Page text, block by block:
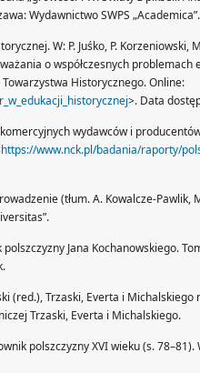
Wydawnictwo SWPS „Academica”.
W: P. Juśko, P. Korzeniowski,
o współczesnych problemach
Historycznego. Online:
>. Data
wydawców i
https://www.nck.pl/badania/raporty/
(tłum. A. Kowalcze-Pawlik,
polszczyzny Jana Kochanowskiego.
(red.), Trzaski, Everta i Michalskiego
Trzaski, Everta i Michalskiego.
polszczyzny XVI wieku (s. 78–81).